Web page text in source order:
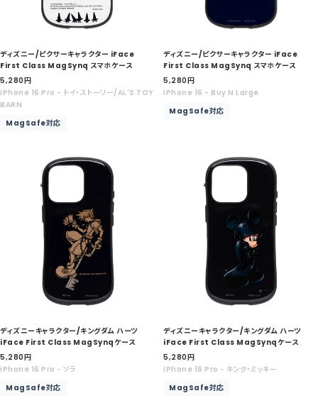
ディズニー/ピクサーキャラクター iFace
First Class MagSynq スマホケース
セ
ー
ル
格
5,280円
iPhone 16 Pro - トイ・ストーリー/AL'S TOY
BARN
MagSafe対応
ディズニー/ピクサーキャラクター iFace
First Class MagSynq スマホケース
セ
ー
価
5,280円
iPhone 16 - Buy N Large
MagSafe対応
ディズニーキャラクター/キングダム ハーツ
iFace First Class MagSynqケース
セ
ー
価
5,280円
iPhone 16 Pro - ソラ
MagSafe対応
ディズニーキャラクター/キングダム ハーツ
iFace First Class MagSynqケース
セ
ー
価
5,280円
iPhone 16 Pro - キング・ミッキー
MagSafe対応